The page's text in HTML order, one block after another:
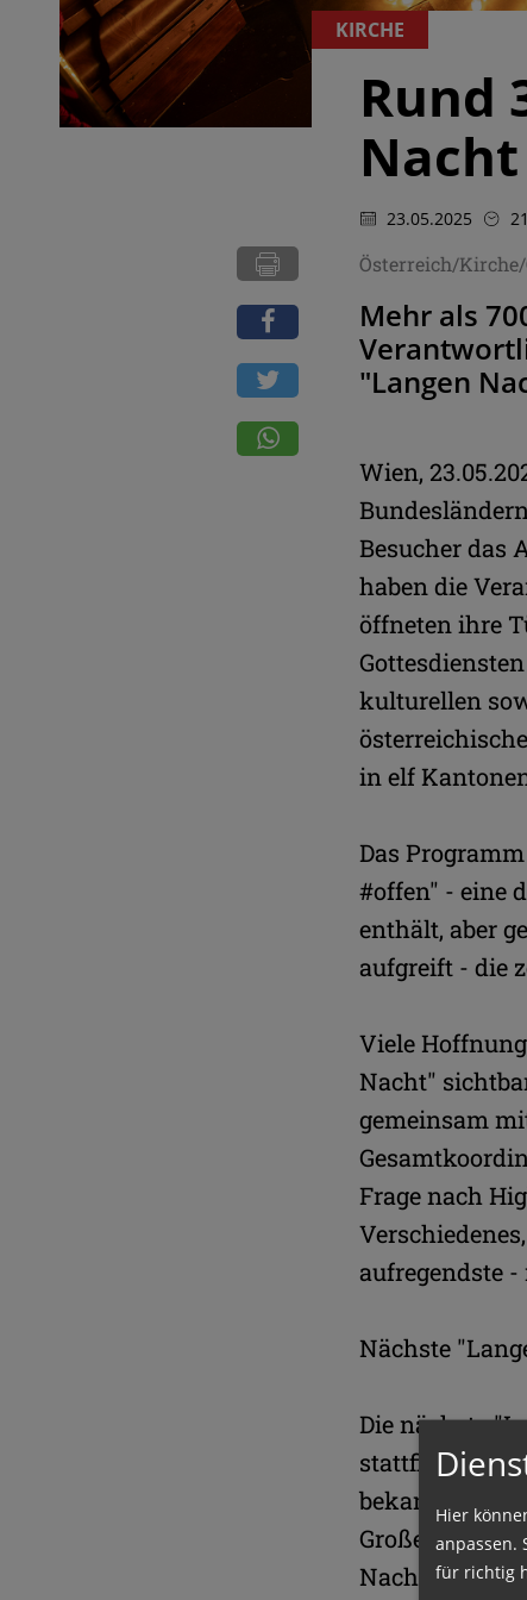
KIRCHE
Rund
23.05.2025
Österreich/
Mehr als
"Langen
Wien,
Besucher das
haben die
öffneten ihre
kulturellen
in elf
Das
#offen" - eine
enthält, aber
aufgreift - die
Viele
Nacht"
gemeinsam
Frage nach
aufregendste -
Nächste
Die nächste
stattfinden.
bekannt
Großevent
Nacht" fand
Hier
anpassen.
für richtig